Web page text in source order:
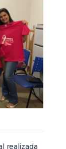
realizada